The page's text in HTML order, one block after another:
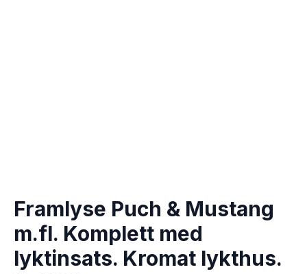
Framlyse Puch & Mustang
m.fl. Komplett med
lyktinsats. Kromat lykthus.